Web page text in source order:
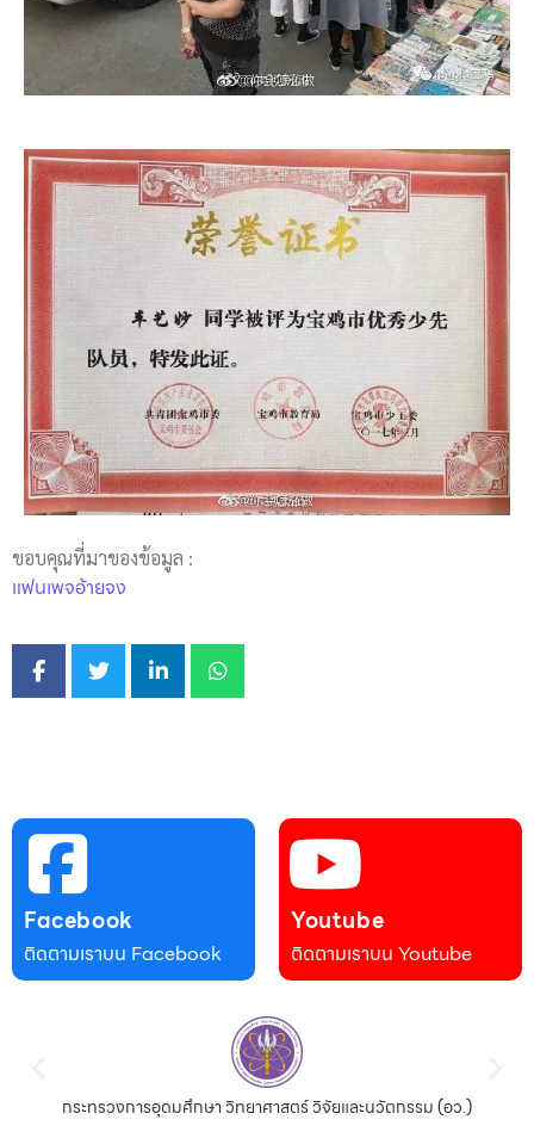
ขอบคุณที่มาของข้อมูล :
แฟนเพจอ้ายจง
Facebook
ติดตามเราบน Facebook
Youtube
ติดตามเราบน Youtube
กระทรวงการอุดมศึกษา วิทยาศาสตร์ วิจัยและนวัตกรรม (อว.)